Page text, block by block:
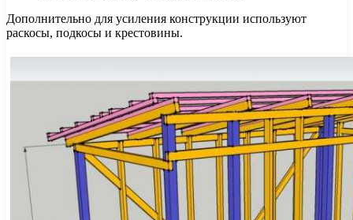
Дополнительно для усиления конструкции используют
раскосы, подкосы и крестовины.